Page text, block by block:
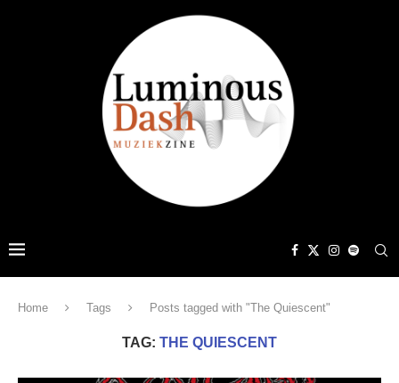
Home Tags Posts tagged with "The Quiescent"
TAG: THE QUIESCENT